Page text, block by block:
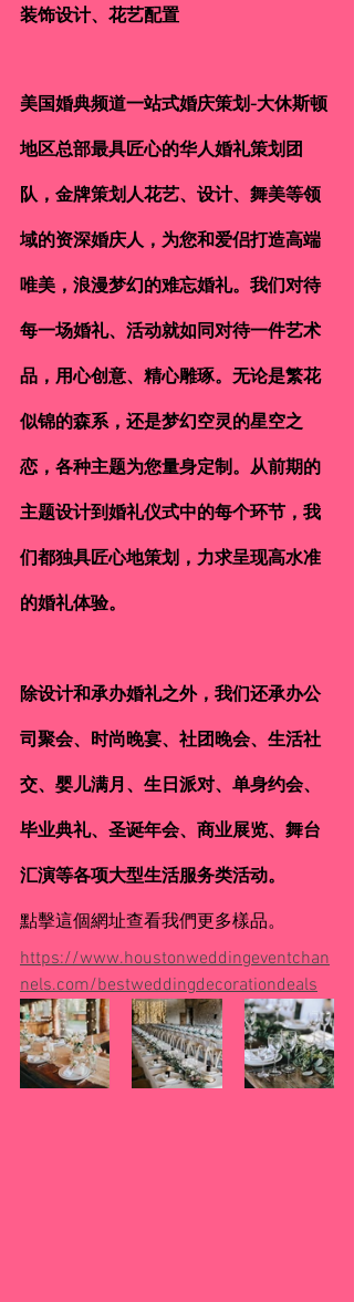
装饰设计、花艺配置
美国婚典频道一站式婚庆策划-大休斯顿
地区总部最具匠心的华人婚礼策划团
队，金牌策划人花艺、设计、舞美等领
域的资深婚庆人，为您和爱侣打造高端
唯美，浪漫梦幻的难忘婚礼。我们对待
每一场婚礼、活动就如同对待一件艺术
品，用心创意、精心雕琢。无论是繁花
似锦的森系，还是梦幻空灵的星空之
恋，各种主题为您量身定制。从前期的
主题设计到婚礼仪式中的每个环节，我
们都独具匠心地策划，力求呈现高水准
的婚礼体验。
除设计和承办婚礼之外，我们还承办公
司聚会、时尚晚宴、社团晚会、生活社
交、婴儿满月、生日派对、单身约会、
毕业典礼、圣诞年会、商业展览、舞台
汇演等各项大型生活服务类活动。
點擊這個網址查看我們更多樣品。
https://www.houstonweddingeventchan
nels.com/bestweddingdecorationdeals